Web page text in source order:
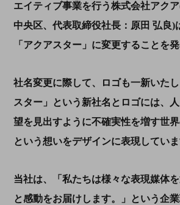
エイティブ事業を行う株式会社アク
中央区、代表取締役社長：原田 弘良)
「アクアスター」に変更することを
社名変更に際して、ロゴも一新いた
スター」という新社名とロゴには、
望を見出すように不確実性を増す世
という想いをデザインに表現していま
当社は、「私たちは様々な表現媒体
と感動をお届けします。」という企